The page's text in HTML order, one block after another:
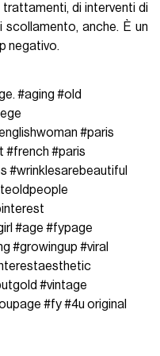
trattamenti, di interventi di
scollamento, anche. È un
negativo.
#aging #old
#paris
#french #paris
#wrinklesarebeautiful
#age #fypage
#growingup #viral
#vintage
#fy#4u original